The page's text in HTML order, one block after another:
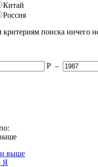
Китай
Россия
поиска ничего
Р –
выше
Я